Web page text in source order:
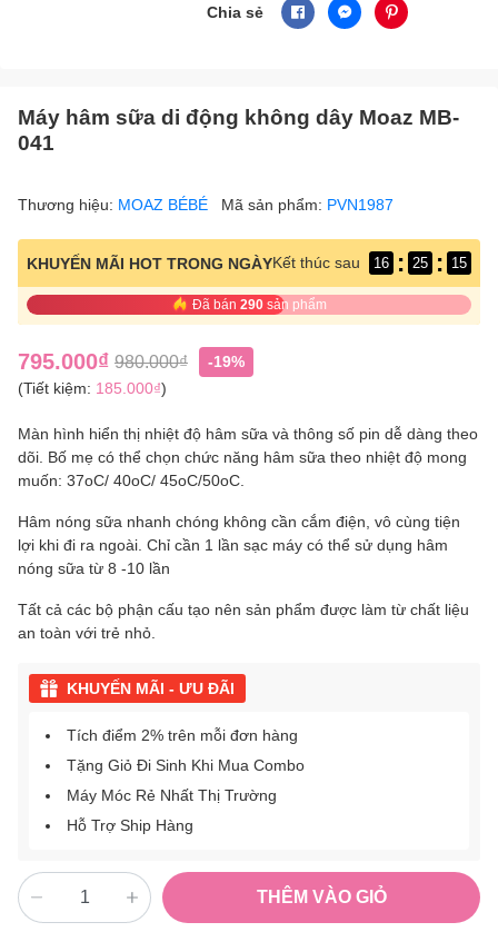
Chia sẻ
Máy hâm sữa di động không dây Moaz MB-
041
Thương hiệu: MOAZ BÉBÉ Mã sản phẩm: PVN1987
KHUYẾN MÃI HOT TRONG NGÀYKết thúc sau 16 : 25 : 14
Đã bán 290 sản phẩm
795.000₫ 980.000₫
-19%
(Tiết kiệm: 185.000₫)
Màn hình hiển thị nhiệt độ hâm sữa và thông số pin dễ dàng theo
dõi. Bố mẹ có thể chọn chức năng hâm sữa theo nhiệt độ mong
muốn: 37oC/ 40oC/ 45oC/50oC.
Hâm nóng sữa nhanh chóng không cần cắm điện, vô cùng tiện
lợi khi đi ra ngoài. Chỉ cần 1 lần sạc máy có thể sử dụng hâm
nóng sữa từ 8 -10 lần
Tất cả các bộ phận cấu tạo nên sản phẩm được làm từ chất liệu
an toàn với trẻ nhỏ.
KHUYẾN MÃI - ƯU ĐÃI
Tích điểm 2% trên mỗi đơn hàng
Tặng Giỏ Đi Sinh Khi Mua Combo
Máy Móc Rẻ Nhất Thị Trường
Hỗ Trợ Ship Hàng
THÊM VÀO GIỎ